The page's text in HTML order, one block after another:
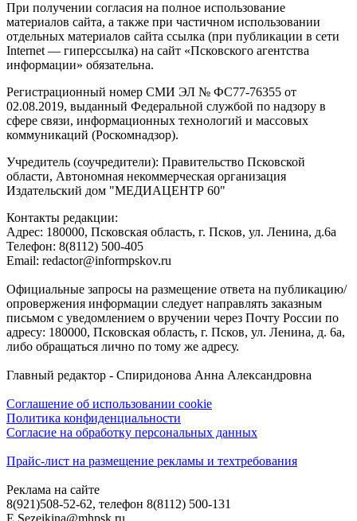
При получении согласия на полное использование
материалов сайта, а также при частичном использовании
отдельных материалов сайта ссылка (при публикации в сети
Internet — гиперссылка) на сайт «Псковского агентства
информации» обязательна.
Регистрационный номер СМИ ЭЛ № ФС77-76355 от
02.08.2019, выданный Федеральной службой по надзору в
сфере связи, информационных технологий и массовых
коммуникаций (Роскомнадзор).
Учредитель (соучредители): Правительство Псковской
области, Автономная некоммерческая организация
Издательский дом "МЕДИАЦЕНТР 60"
Контакты редакции:
Адреc: 180000, Псковская область, г. Псков, ул. Ленина, д.6а
Телефон: 8(8112) 500-405
Email: redactor@informpskov.ru
Официальные запросы на размещение ответа на публикацию/
опровержения информации следует направлять заказным
письмом с уведомлением о вручении через Почту России по
адресу: 180000, Псковская область, г. Псков, ул. Ленина, д. 6а,
либо обращаться лично по тому же адресу.
Главный редактор - Спиридонова Анна Александровна
Соглашение об использовании cookie
Политика конфиденциальности
Согласие на обработку персональных данных
Прайс-лист на размещение рекламы и техтребования
Реклама на сайте
8(921)508-52-62, телефон 8(8112) 500-131